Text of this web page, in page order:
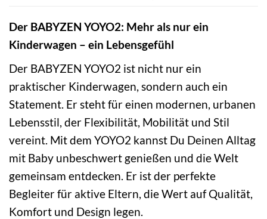
Der BABYZEN YOYO2: Mehr als nur ein
Kinderwagen – ein Lebensgefühl
Der BABYZEN YOYO2 ist nicht nur ein
praktischer Kinderwagen, sondern auch ein
Statement. Er steht für einen modernen, urbanen
Lebensstil, der Flexibilität, Mobilität und Stil
vereint. Mit dem YOYO2 kannst Du Deinen Alltag
mit Baby unbeschwert genießen und die Welt
gemeinsam entdecken. Er ist der perfekte
Begleiter für aktive Eltern, die Wert auf Qualität,
Komfort und Design legen.